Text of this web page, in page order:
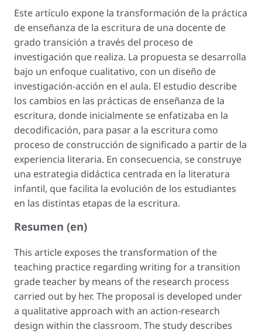
Este artículo expone la transformación de la práctica
de enseñanza de la escritura de una docente de
grado transición a través del proceso de
investigación que realiza. La propuesta se desarrolla
bajo un enfoque cualitativo, con un diseño de
investigación-acción en el aula. El estudio describe
los cambios en las prácticas de enseñanza de la
escritura, donde inicialmente se enfatizaba en la
decodificación, para pasar a la escritura como
proceso de construcción de significado a partir de la
experiencia literaria. En consecuencia, se construye
una estrategia didáctica centrada en la literatura
infantil, que facilita la evolución de los estudiantes
en las distintas etapas de la escritura.
Resumen (en)
This article exposes the transformation of the
teaching practice regarding writing for a transition
grade teacher by means of the research process
carried out by her. The proposal is developed under
a qualitative approach with an action-research
design within the classroom. The study describes